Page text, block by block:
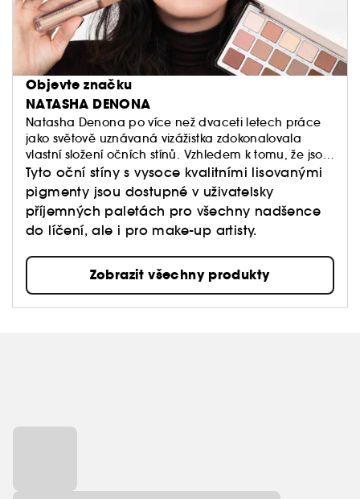
Objevte značku
NATASHA DENONA
Natasha Denona po více než dvaceti letech práce
jako světově uznávaná vizážistka zdokonalovala
vlastní složení očních stínů. Vzhledem k tomu, že jsou
oční Natasha Denona vyrobeny z bohatých surovin
a nasycených pigmentů, rychle se staly ikonami
krásy ve Spojených státech, Asii a Austrálii.
Tyto oční stíny s vysoce kvalitními lisovanými
pigmenty jsou dostupné v uživatelsky
příjemných paletách pro všechny nadšence
do líčení, ale i pro make-up artisty.
Zobrazit všechny produkty